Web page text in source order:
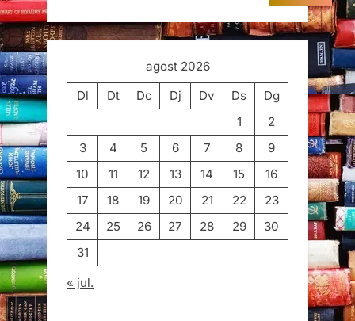
agost 2026
Dl
Dt Dc Dj Dv Ds
Dg
1
2
3
4 5 6 7 8
9
10
11 12 13 14 15
16
17
18 19 20 21 22
23
24
25 26 27 28 29
30
31
« jul.